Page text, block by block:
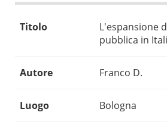
Titolo
L'espansione
pubblica in
Autore Franco D.
Luogo Bologna